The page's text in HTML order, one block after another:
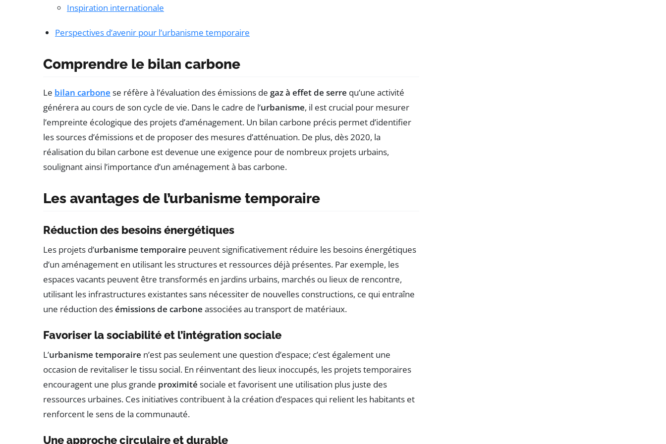
Inspiration internationale
Perspectives d’avenir pour l’urbanisme temporaire
Comprendre le bilan carbone
Le bilan carbone se réfère à l’évaluation des émissions de gaz à effet de serre qu’une activité
générera au cours de son cycle de vie. Dans le cadre de l’urbanisme, il est crucial pour mesurer
l’empreinte écologique des projets d’aménagement. Un bilan carbone précis permet d’identifier
les sources d’émissions et de proposer des mesures d’atténuation. De plus, dès 2020, la
réalisation du bilan carbone est devenue une exigence pour de nombreux projets urbains,
soulignant ainsi l’importance d’un aménagement à bas carbone.
Les avantages de l’urbanisme temporaire
Réduction des besoins énergétiques
Les projets d’urbanisme temporaire peuvent significativement réduire les besoins énergétiques
d’un aménagement en utilisant les structures et ressources déjà présentes. Par exemple, les
espaces vacants peuvent être transformés en jardins urbains, marchés ou lieux de rencontre,
utilisant les infrastructures existantes sans nécessiter de nouvelles constructions, ce qui entraîne
une réduction desémissions de carbone associées au transport de matériaux.
Favoriser la sociabilité et l’intégration sociale
L’urbanisme temporaire n’est pas seulement une question d’espace; c’est également une
occasion de revitaliser le tissu social. En réinventant des lieux inoccupés, les projets temporaires
encouragent une plus grande proximité sociale et favorisent une utilisation plus juste des
ressources urbaines. Ces initiatives contribuent à la création d’espaces qui relient les habitants et
renforcent le sens de la communauté.
Une approche circulaire et durable